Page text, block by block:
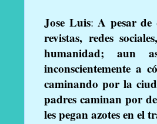
Jose Luis:A pesar de
revistas, redes
humanidad; aun
inconscientemente a
caminando por la
padres caminan por
les pegan azotes en el